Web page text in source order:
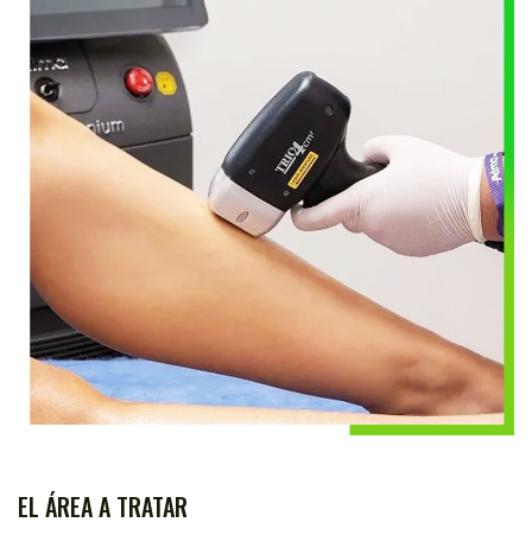
EL ÁREA A TRATAR